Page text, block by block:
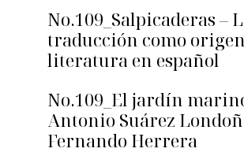
No.109_Salpicaderas –
traducción como
literatura en español
No.109_El jardín
Antonio Suárez
Fernando Herrera